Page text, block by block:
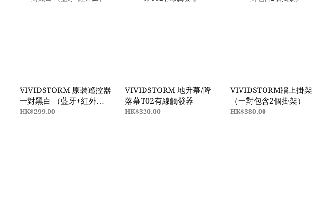
VIVIDSTORM 原裝遙控器
一對黑白 （藍牙+紅外
線）
HK$299.00
VIVIDSTORM 地升幕/降
落幕T02有線觸發器
HK$320.00
VIVIDSTORM牆上掛架
（一對包含2個掛架）
HK$380.00